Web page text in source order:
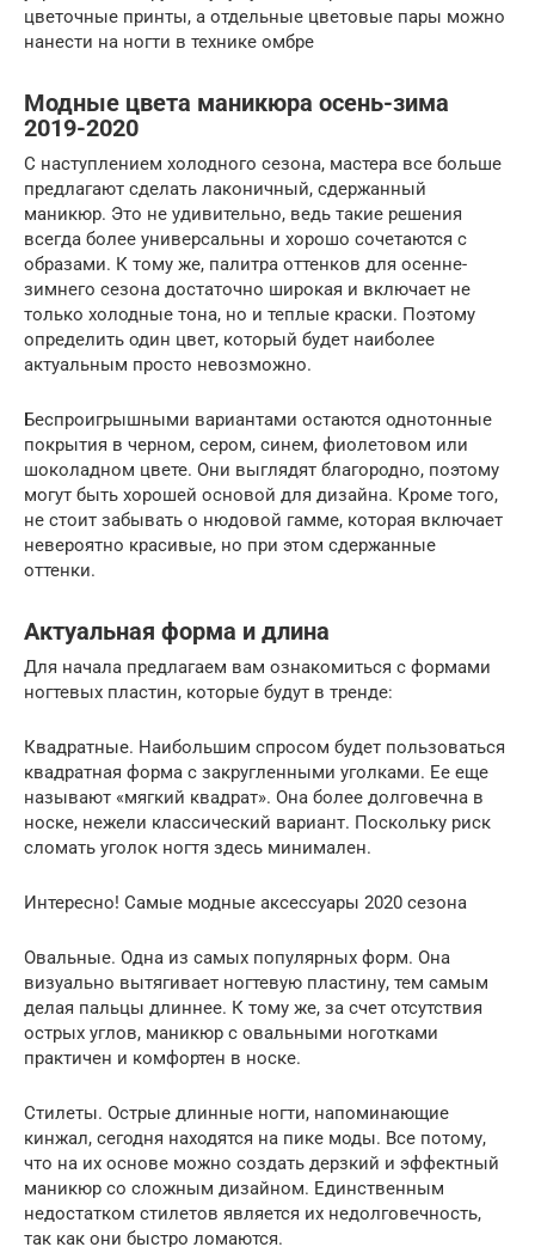
цветочные принты, а отдельные цветовые пары можно
нанести на ногти в технике омбре
Модные цвета маникюра осень-зима
2019-2020
С наступлением холодного сезона, мастера все больше
предлагают сделать лаконичный, сдержанный
маникюр. Это не удивительно, ведь такие решения
всегда более универсальны и хорошо сочетаются с
образами. К тому же, палитра оттенков для осенне-
зимнего сезона достаточно широкая и включает не
только холодные тона, но и теплые краски. Поэтому
определить один цвет, который будет наиболее
актуальным просто невозможно.
Беспроигрышными вариантами остаются однотонные
покрытия в черном, сером, синем, фиолетовом или
шоколадном цвете. Они выглядят благородно, поэтому
могут быть хорошей основой для дизайна. Кроме того,
не стоит забывать о нюдовой гамме, которая включает
невероятно красивые, но при этом сдержанные
оттенки.
Актуальная форма и длина
Для начала предлагаем вам ознакомиться с формами
ногтевых пластин, которые будут в тренде:
Квадратные. Наибольшим спросом будет пользоваться
квадратная форма с закругленными уголками. Ее еще
называют «мягкий квадрат». Она более долговечна в
носке, нежели классический вариант. Поскольку риск
сломать уголок ногтя здесь минимален.
Интересно! Самые модные аксессуары 2020 сезона
Овальные. Одна из самых популярных форм. Она
визуально вытягивает ногтевую пластину, тем самым
делая пальцы длиннее. К тому же, за счет отсутствия
острых углов, маникюр с овальными ноготками
практичен и комфортен в носке.
Стилеты. Острые длинные ногти, напоминающие
кинжал, сегодня находятся на пике моды. Все потому,
что на их основе можно создать дерзкий и эффектный
маникюр со сложным дизайном. Единственным
недостатком стилетов является их недолговечность,
так как они быстро ломаются.